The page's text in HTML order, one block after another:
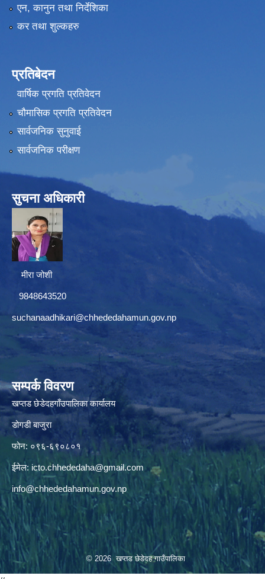
एन, कानुन तथा निर्देशिका
कर तथा शुल्कहरु
प्रतिबेदन
वार्षिक प्रगति प्रतिवेदन
चौमासिक प्रगति प्रतिवेदन
सार्वजनिक सुनुवाई
सार्वजनिक परीक्षण
सुचना अधिकारी
मीरा जोशी
9848643520
suchanaadhikari@chhededahamun.gov.np
सम्पर्क विवरण
खप्तड छेडेदहगाँउपालिका कार्यालय
डोगडी बाजुरा
फोन: ०९६-६९०८०१
ईमेल: icto.chhededaha@gmail.com
info@chhededahamun.gov.np
© 2026 खप्तड छेडेदह गाउँपालिका